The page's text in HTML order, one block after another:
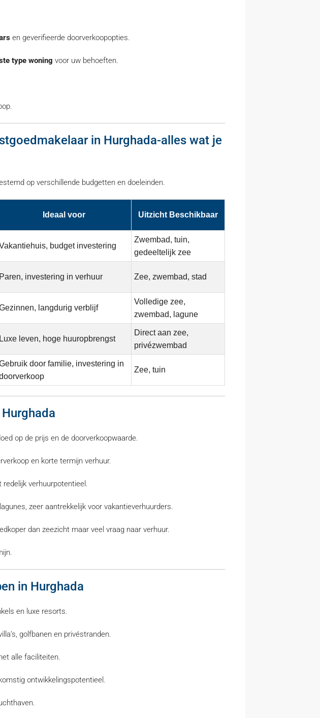
en geverifieerde doorverkoopopties.
type woning voor uw behoeften.
in Hurghada-alles wat je
op verschillende budgetten en doeleinden.
Ideaal voor Uitzicht Beschikbaar
budget investering
Zwembad, tuin,
gedeeltelijk zee
Paren, investering in verhuur Zee, zwembad, stad
langdurig verblijf
Volledige zee,
zwembad, lagune
Luxe leven, hoge huuropbrengst
Direct aan zee,
privézwembad
door familie, investering in
Zee, tuin
op de prijs en de doorverkoopwaarde.
en korte termijn verhuur.
verhuurpotentieel.
zeer aantrekkelijk voor vakantieverhuurders.
dan zeezicht maar veel vraag naar verhuur.
in Hurghada
en luxe resorts.
golfbanen en privéstranden.
alle faciliteiten.
ontwikkelingspotentieel.